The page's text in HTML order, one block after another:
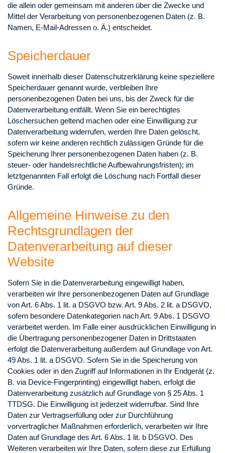
die allein oder gemeinsam mit anderen über die Zwecke und
Mittel der Verarbeitung von personenbezogenen Daten (z. B.
Namen, E-Mail-Adressen o. Ä.) entscheidet.
Speicherdauer
Soweit innerhalb dieser Datenschutzerklärung keine speziellere
Speicherdauer genannt wurde, verbleiben Ihre
personenbezogenen Daten bei uns, bis der Zweck für die
Datenverarbeitung entfällt. Wenn Sie ein berechtigtes
Löschersuchen geltend machen oder eine Einwilligung zur
Datenverarbeitung widerrufen, werden Ihre Daten gelöscht,
sofern wir keine anderen rechtlich zulässigen Gründe für die
Speicherung Ihrer personenbezogenen Daten haben (z. B.
steuer- oder handelsrechtliche Aufbewahrungsfristen); im
letztgenannten Fall erfolgt die Löschung nach Fortfall dieser
Gründe.
Allgemeine Hinweise zu den
Rechtsgrundlagen der
Datenverarbeitung auf dieser
Website
Sofern Sie in die Datenverarbeitung eingewilligt haben,
verarbeiten wir Ihre personenbezogenen Daten auf Grundlage
von Art. 6 Abs. 1 lit. a DSGVO bzw. Art. 9 Abs. 2 lit. a DSGVO,
sofern besondere Datenkategorien nach Art. 9 Abs. 1 DSGVO
verarbeitet werden. Im Falle einer ausdrücklichen Einwilligung in
die Übertragung personenbezogener Daten in Drittstaaten
erfolgt die Datenverarbeitung außerdem auf Grundlage von Art.
49 Abs. 1 lit. a DSGVO. Sofern Sie in die Speicherung von
Cookies oder in den Zugriff auf Informationen in Ihr Endgerät (z.
B. via Device-Fingerprinting) eingewilligt haben, erfolgt die
Datenverarbeitung zusätzlich auf Grundlage von § 25 Abs. 1
TTDSG. Die Einwilligung ist jederzeit widerrufbar. Sind Ihre
Daten zur Vertragserfüllung oder zur Durchführung
vorvertraglicher Maßnahmen erforderlich, verarbeiten wir Ihre
Daten auf Grundlage des Art. 6 Abs. 1 lit. b DSGVO. Des
Weiteren verarbeiten wir Ihre Daten, sofern diese zur Erfüllung